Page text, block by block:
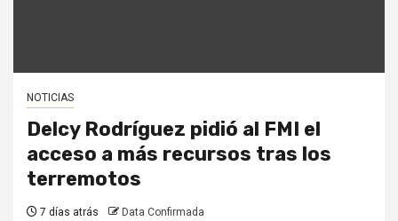
NOTICIAS
Delcy Rodríguez pidió al FMI el
acceso a más recursos tras los
terremotos
7 días atrás Data Confirmada